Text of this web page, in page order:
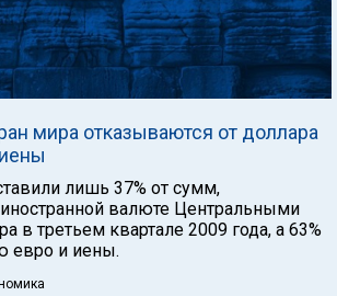
мира отказываются от доллара
лишь 37% от сумм,
валюте Центральными
в третьем квартале 2009 года, а 63%
евро и иены.